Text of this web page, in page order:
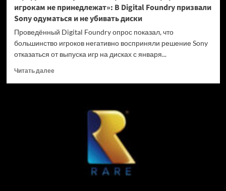
игрокам не принедлежат»: В Digital Foundry призвали
Sony одуматься и не убивать диски
Проведённый Digital Foundry опрос показал, что
большинство игроков негативно восприняли решение Sony
отказаться от выпуска игр на дисках с января...
Читать далееПрочитать
платформах
принедлежат»: